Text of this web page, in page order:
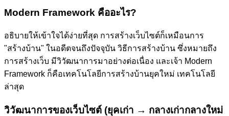
Modern Framework คืออะไร?
อธิบายให้เข้าใจได้ง่ายที่สุด การสร้างเว็บไซต์ก็เหมือนการ
"สร้างบ้าน" ในอดีตจนถึงปัจจุบัน วิธีการสร้างบ้าน ซึ่งหมายถึง
การสร้างเว็บ มีวิวัฒนาการมาอย่างต่อเนื่อง และเจ้า Modern
Framework ก็คือเทคโนโลยีการสร้างบ้านยุคใหม่ เทคโนโลยี
ล่าสุด
วิวัฒนาการของเว็บไซต์ (ยุคเก่า → กลางเก่ากลางใหม่